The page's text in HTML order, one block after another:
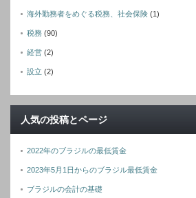
海外勤務者をめぐる税務、社会保険 (1)
税務 (90)
経営 (2)
設立 (2)
人気の投稿とページ
2022年のブラジルの最低賃金
2023年5月1日からのブラジル最低賃金
ブラジルの会計の基礎